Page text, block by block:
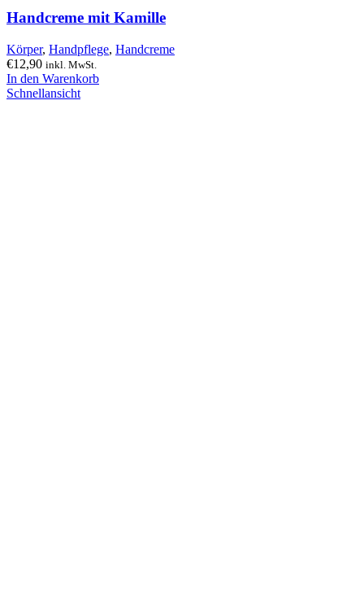
Handcreme mit Kamille
Körper, Handpflege, Handcreme
€12,90 inkl. MwSt.
In den Warenkorb
Schnellansicht